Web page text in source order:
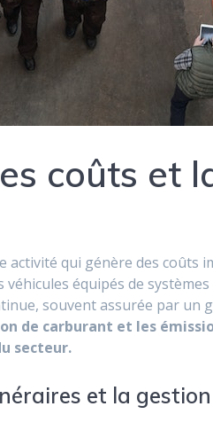
coûts et
qui génère des coûts
équipés de
souvent assurée par
de carburant et les
secteur.
et la